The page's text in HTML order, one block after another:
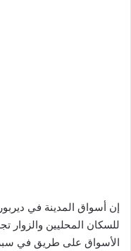
إن أسواق المدينة في
للسكان المحليين والزوار
الأسواق على طريق في